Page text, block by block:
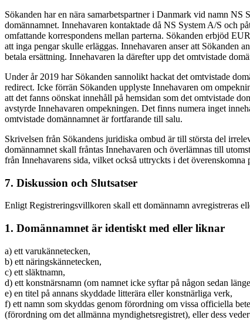
Sökanden har en nära samarbetspartner i Danmark vid namn
domännamnet. Innehavaren kontaktade då NS System A/S och
omfattande korrespondens mellan parterna. Sökanden erbjöd
att inga pengar skulle erläggas. Innehavaren anser att Sökanden
betala ersättning. Innehavaren la därefter upp det omtvistade
Under år 2019 har Sökanden sannolikt hackat det omtvistade
redirect. Icke förrän Sökanden upplyste Innehavaren om
att det fanns oönskat innehåll på hemsidan som det omtvistade
avstyrde Innehavaren ompekningen. Det finns numera inget
omtvistade domännamnet är fortfarande till salu.
Skrivelsen från Sökandens juridiska ombud är till största del
domännamnet skall fråntas Innehavaren och överlämnas till
från Innehavarens sida, vilket också uttryckts i det överenskomna
7. Diskussion och Slutsatser
Enligt Registreringsvillkoren skall ett domännamn avregistreras
1. Domännamnet är identiskt med eller liknar
a) ett varukännetecken,
b) ett näringskännetecken,
c) ett släktnamn,
d) ett konstnärsnamn (om namnet icke syftar på någon sedan
e) en titel på annans skyddade litterära eller konstnärliga verk,
f) ett namn som skyddas genom förordning om vissa officiella
(förordning om det allmänna myndighetsregistret), eller dess